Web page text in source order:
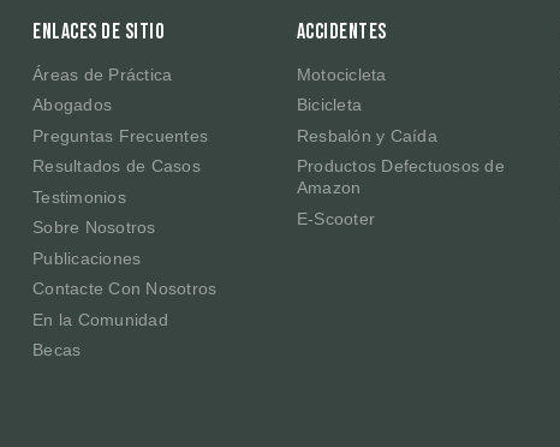
Enlaces de sitio
Áreas de Práctica
Abogados
Preguntas Frecuentes
Resultados de Casos
Testimonios
Sobre Nosotros
Publicaciones
Contacte Con Nosotros
En la Comunidad
Becas
Accidentes
Motocicleta
Bicicleta
Resbalón y Caída
Productos Defectuosos de
Amazon
E-Scooter